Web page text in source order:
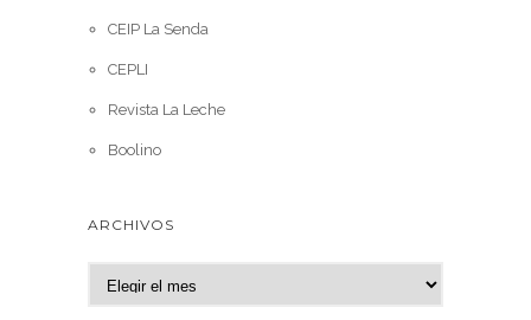
CEIP La Senda
CEPLI
Revista La Leche
Boolino
ARCHIVOS
r